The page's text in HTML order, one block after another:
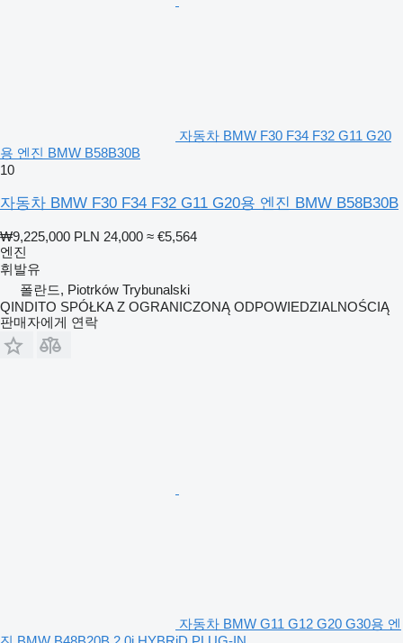
자동차 BMW F30 F34 F32 G11 G20
용 엔진 BMW B58B30B
10
자동차 BMW F30 F34 F32 G11 G20용 엔진 BMW B58B30B
₩9,225,000 PLN 24,000 ≈ €5,564
엔진
휘발유
폴란드, Piotrków Trybunalski
QINDITO SPÓŁKA Z OGRANICZONĄ ODPOWIEDZIALNOŚCIĄ
판매자에게 연락
자동차 BMW G11 G12 G20 G30용 엔